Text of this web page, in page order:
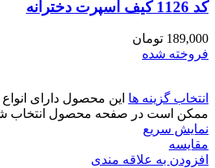
کد 1126 کیف اسپرت دخترانه
189,000 تومان
فروخته شده
انتخاب گزینه ها این محصول دارای
ممکن است در صفحه محصول انتخاب
نمایش سریع
مقايسه
افزودن به علاقه مندی